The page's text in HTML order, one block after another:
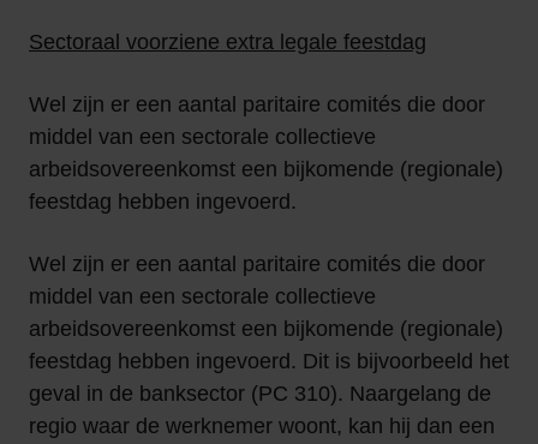
Sectoraal voorziene extra legale feestdag
Wel zijn er een aantal paritaire comités die door
middel van een sectorale collectieve
arbeidsovereenkomst een bijkomende (regionale)
feestdag hebben ingevoerd.
Wel zijn er een aantal paritaire comités die door
middel van een sectorale collectieve
arbeidsovereenkomst een bijkomende (regionale)
feestdag hebben ingevoerd. Dit is bijvoorbeeld het
geval in de banksector (PC 310). Naargelang de
regio waar de werknemer woont, kan hij dan een